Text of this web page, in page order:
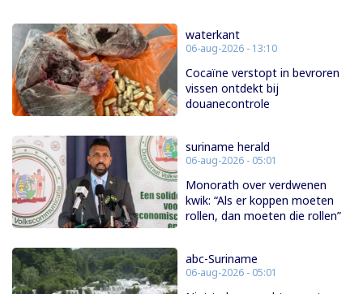
waterkant
06-aug-2026 - 13:10
Cocaïne verstopt in bevroren
vissen ontdekt bij
douanecontrole
suriname herald
06-aug-2026 - 05:01
Monorath over verdwenen
kwik: “Als er koppen moeten
rollen, dan moeten die rollen”
abc-Suriname
06-aug-2026 - 05:01